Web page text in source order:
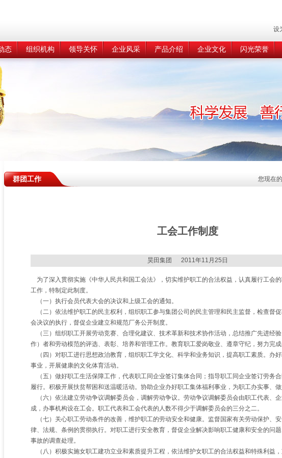
设
态 组织机构 领导关怀 企业风采 产品介绍 企业文化 闪光荣誉
群团工作 您现在
工会工作制度
昊田集团 2011年11月25日
为了深入贯彻实施《中华人民共和国工会法》，切实维护职工的合法权益，认真履行工会
工作，特制定此制度。
（一）执行会员代表大会的决议和上级工会的通知。
（二）依法维护职工的民主权利，组织职工参与集团公司的民主管理和民主监督，检查督
会决议的执行，督促企业建立和规范厂务公开制度。
（三）组织职工开展劳动竞赛、合理化建议、技术革新和技术协作活动，总结推广先进经
作）者和劳动模范的评选、表彰、培养和管理工作。教育职工爱岗敬业、遵章守纪，努力完成
（四）对职工进行思想政治教育，组织职工学文化、科学和业务知识，提高职工素质。办
事业，开展健康的文化体育活动。
（五）做好职工生活保障工作，代表职工同企业签订集体合同；指导职工同企业签订劳务
履行。积极开展扶贫帮困和送温暖活动。协助企业办好职工集体福利事业，为职工办实事、做
（六）依法建立劳动争议调解委员会，调解劳动争议。劳动争议调解委员会由职工代表、
成，办事机构设在工会。职工代表和工会代表的人数不得少于调解委员会的三分之二。
（七）关心职工劳动条件的改善，维护职工的劳动安全和健康。监督国家有关劳动保护、
律、法规、条例的贯彻执行。对职工进行安全教育，督促企业解决影响职工健康和安全的问
事故的调查处理。
（八）积极实施女职工建功立业和素质提升工程，依法维护女职工的合法权益和特殊利益